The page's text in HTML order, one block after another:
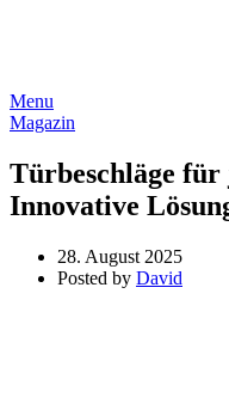
Menu
Magazin
Türbeschläge für
Innovative
28. August 2025
Posted by David